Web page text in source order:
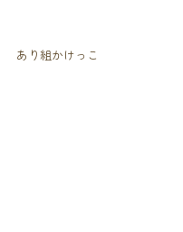
あり組かけっこ